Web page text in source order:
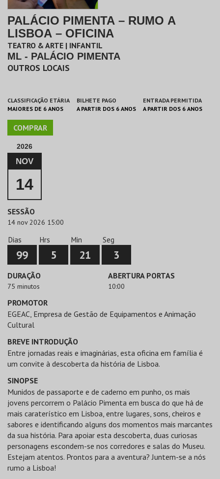
PALÁCIO PIMENTA – RUMO A
LISBOA – OFICINA
TEATRO & ARTE | INFANTIL
ML - PALÁCIO PIMENTA
OUTROS LOCAIS
CLASSIFICAÇÃO ETÁRIA
MAIORES DE 6 ANOS
BILHETE PAGO
A PARTIR DOS 6 ANOS
ENTRADA PERMITIDA
A PARTIR DOS 6 ANOS
COMPRAR
2026
NOV
14
SESSÃO
14 nov 2026 15:00
Dias
99
Hrs
5
Min
21
Seg
3
DURAÇÃO
75 minutos
ABERTURA PORTAS
10:00
PROMOTOR
EGEAC, Empresa de Gestão de Equipamentos e Animação
Cultural
BREVE INTRODUÇÃO
Entre jornadas reais e imaginárias, esta oficina em família é
um convite à descoberta da história de Lisboa.
SINOPSE
Munidos de passaporte e de caderno em punho, os mais
jovens percorrem o Palácio Pimenta em busca do que há de
mais caraterístico em Lisboa, entre lugares, sons, cheiros e
sabores e identificando alguns dos momentos mais marcantes
da sua história. Para apoiar esta descoberta, duas curiosas
personagens escondem-se nos corredores e salas do Museu.
Estejam atentos. Prontos para a aventura? Juntem-se a nós
rumo a Lisboa!